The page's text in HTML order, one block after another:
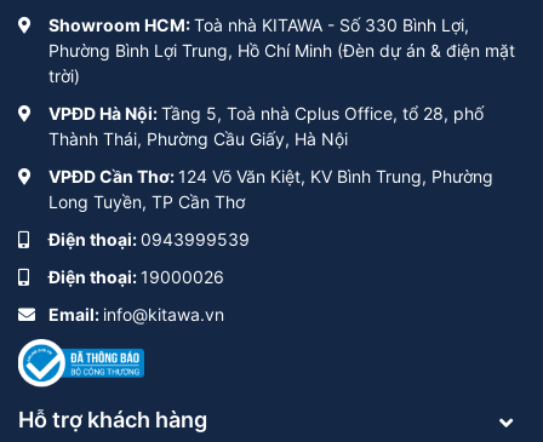
Showroom HCM:Toà nhà KITAWA - Số 330 Bình Lợi,
Phường Bình Lợi Trung, Hồ Chí Minh (Đèn dự án & điện mặt
trời)
VPĐD Hà Nội:Tầng 5, Toà nhà Cplus Office, tổ 28, phố
Thành Thái, Phường Cầu Giấy, Hà Nội
VPĐD Cần Thơ:124 Võ Văn Kiệt, KV Bình Trung, Phường
Long Tuyền, TP Cần Thơ
Điện thoại:0943999539
Điện thoại:19000026
Email: info@kitawa.vn
Hỗ trợ khách hàng